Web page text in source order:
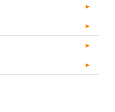
►
►
►
►